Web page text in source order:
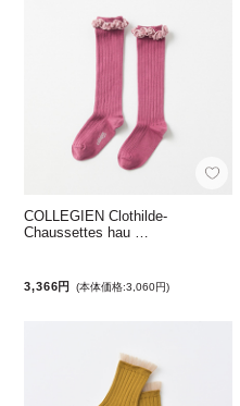
COLLEGIEN Clothilde-
Chaussettes hau …
3,366円 (本体価格:3,060円)